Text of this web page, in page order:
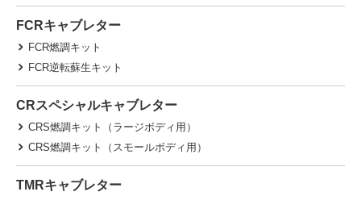
FCRキャブレター
FCR燃調キット
FCR逆転蘇生キット
CRスペシャルキャブレター
CRS燃調キット（ラージボディ用）
CRS燃調キット（スモールボディ用）
TMRキャブレター